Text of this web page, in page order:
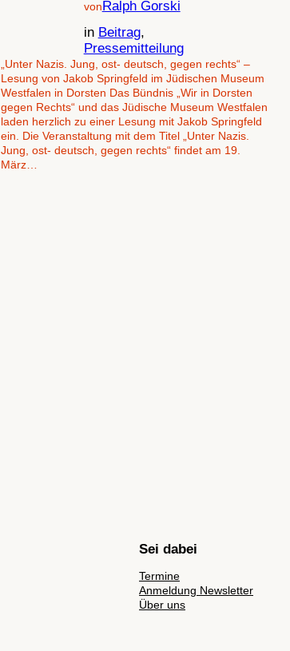
vonRalph Gorski
in Beitrag
Pressemitteilung
„Unter Nazis. Jung, ost- deutsch, gegen rechts“ –
Lesung von Jakob Springfeld im Jüdischen Museum
Westfalen in Dorsten Das Bündnis „Wir in Dorsten
gegen Rechts“ und das Jüdische Museum Westfalen
laden herzlich zu einer Lesung mit Jakob Springfeld
ein. Die Veranstaltung mit dem Titel „Unter Nazis.
Jung, ost- deutsch, gegen rechts“ findet am 19.
März…
Sei dabei
Termine
Anmeldung Newsletter
Über uns